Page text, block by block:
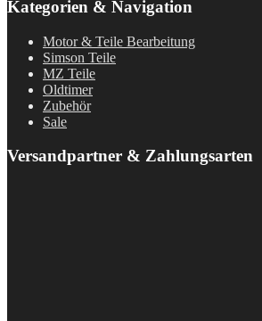
Kategorien & Navigation
Motor & Teile Bearbeitung
Simson Teile
MZ Teile
Oldtimer
Zubehör
Sale
Versandpartner & Zahlungsarten